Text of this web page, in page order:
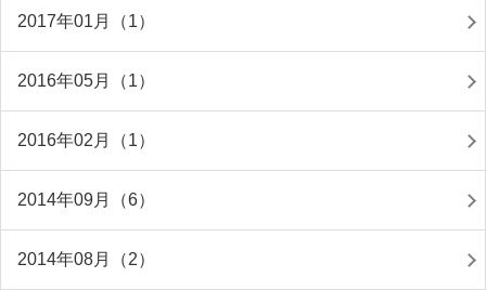
2017年01月（1）
2016年05月（1）
2016年02月（1）
2014年09月（6）
2014年08月（2）